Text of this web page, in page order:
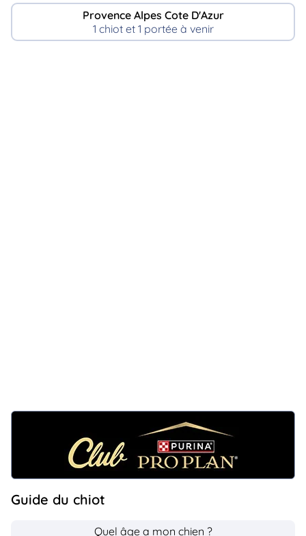
Provence Alpes Cote D'Azur
1 chiot et 1 portée à venir
Guide du chiot
Quel âge a mon chien ?